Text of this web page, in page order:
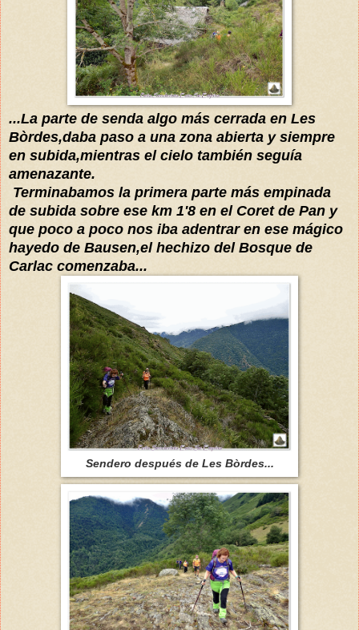
...La parte de senda algo más cerrada en Les
Bòrdes,daba paso a una zona abierta y siempre
en subida,mientras el cielo también seguía
amenazante.
Terminabamos la primera parte más empinada
de subida sobre ese km 1'8 en el Coret de Pan y
que poco a poco nos iba adentrar en ese mágico
hayedo de Bausen,el hechizo del Bosque de
Carlac comenzaba...
Sendero después de Les Bòrdes...